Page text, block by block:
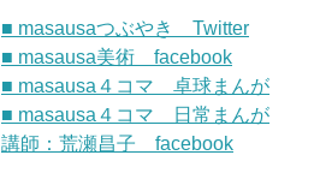
■ masausaつぶやき Twitter
■ masausa美術 facebook
■ masausa４コマ 卓球まんが
■ masausa４コマ 日常まんが
講師：荒瀬昌子 facebook